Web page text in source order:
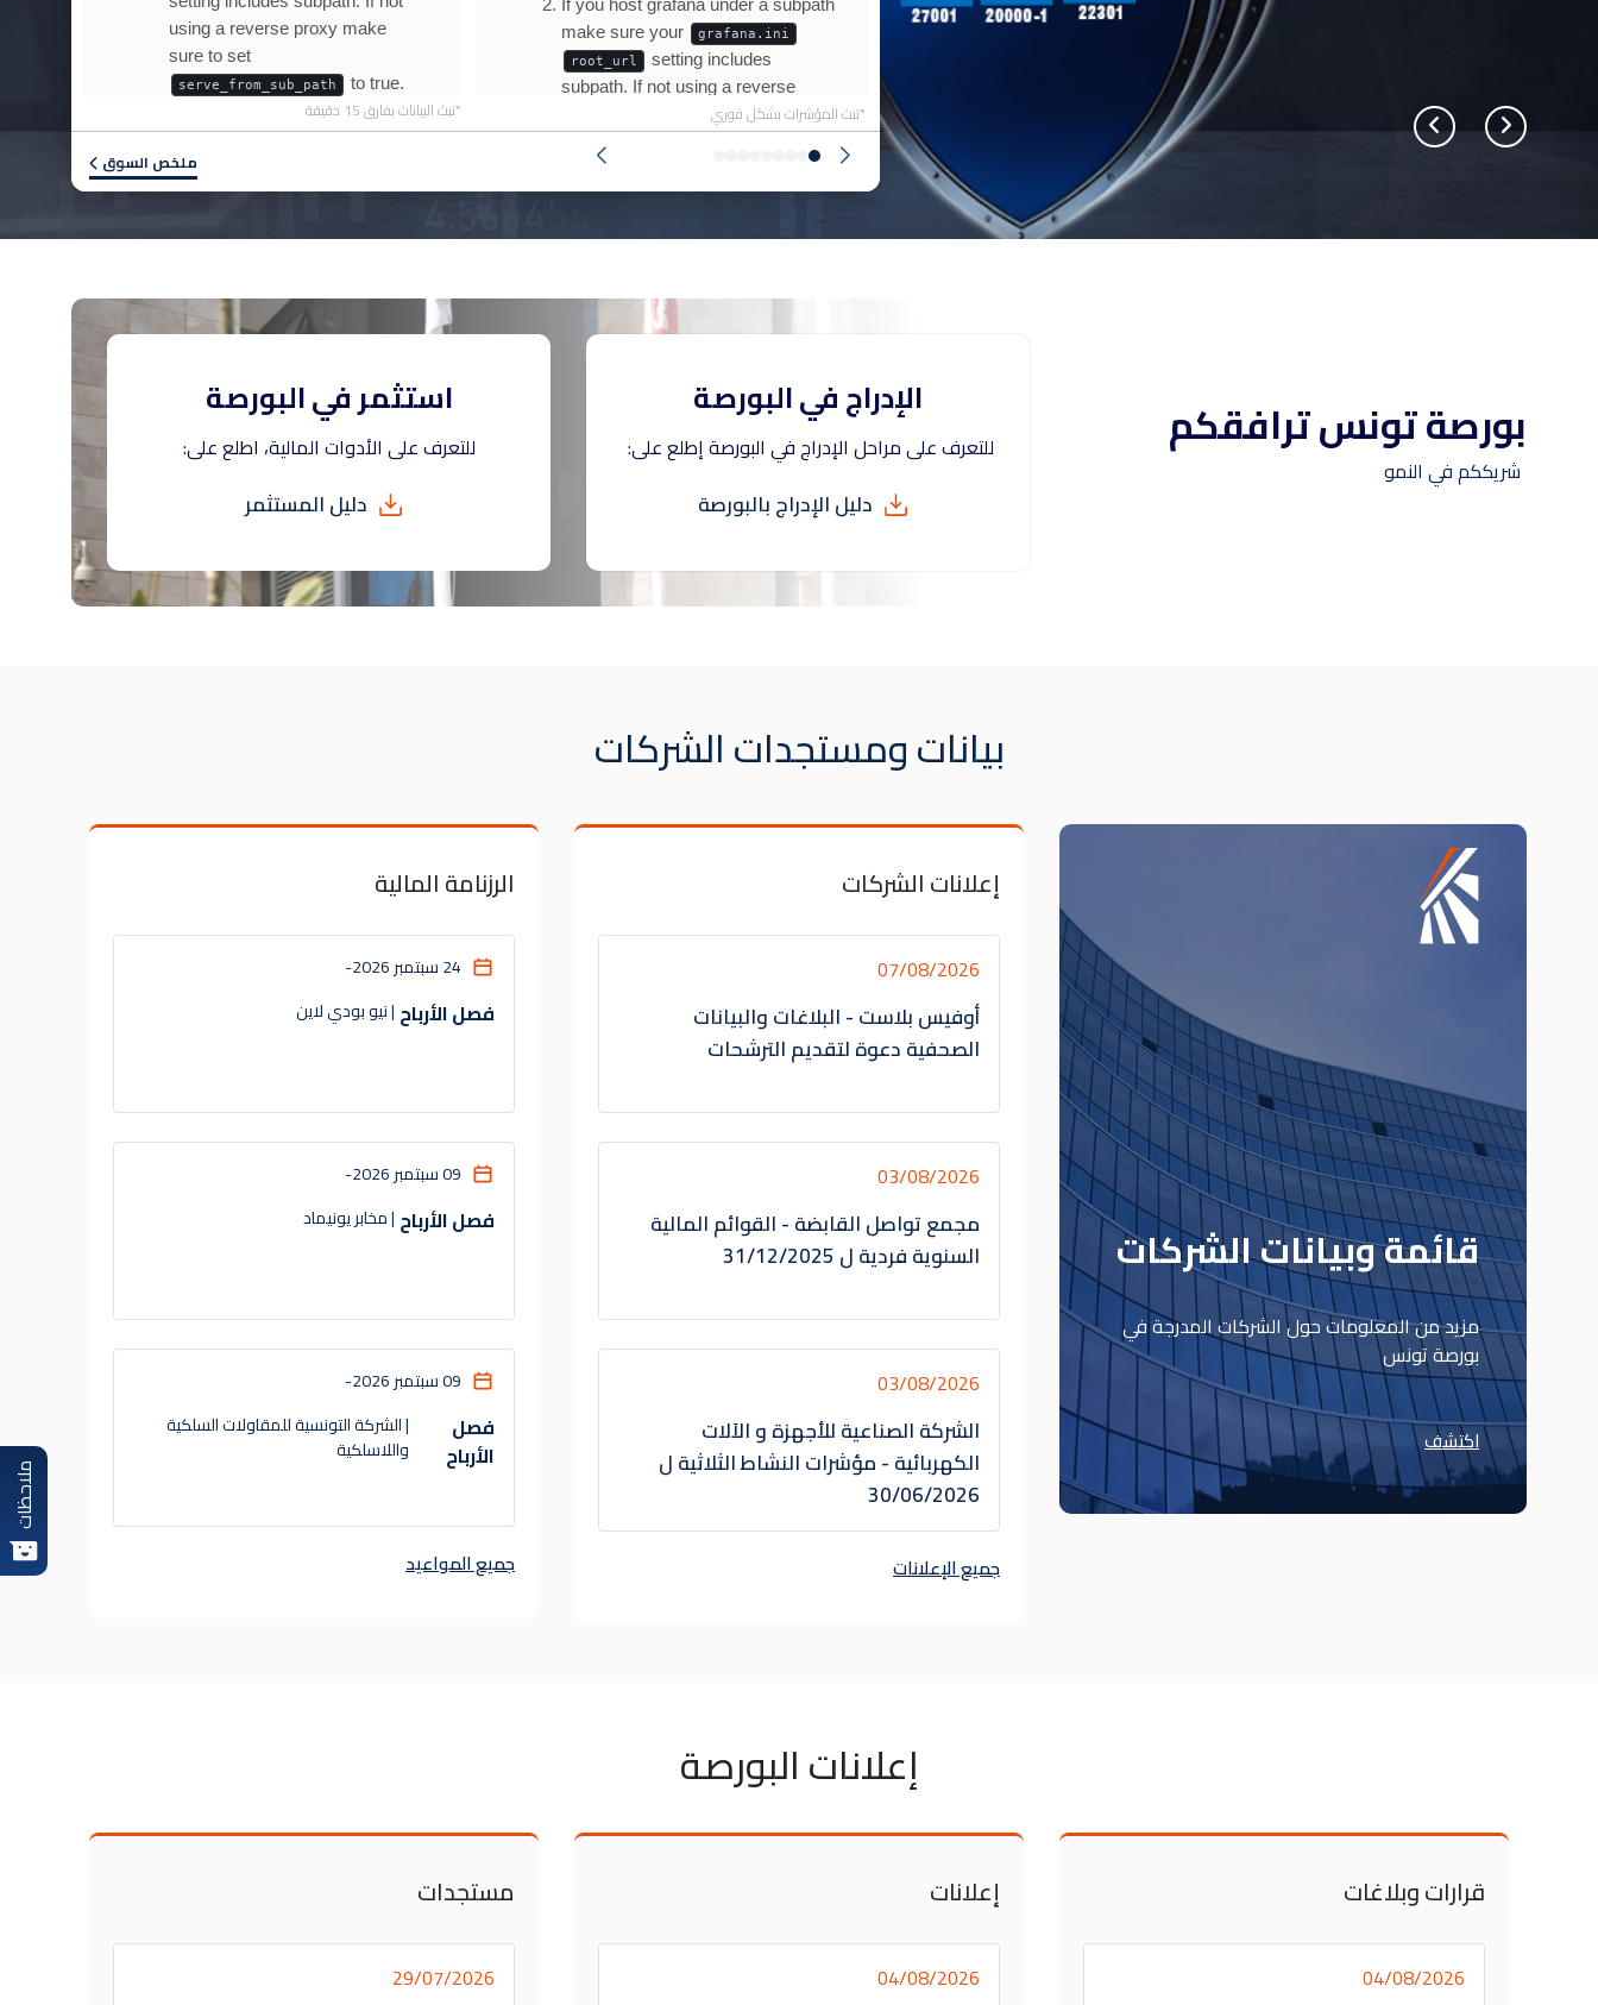
*تبث المؤشرات بشكل فوري *تبث البيانات بفارق 15 دقيقة
ملخص السوق
بورصة تونس ترافقكم
شريككم في النمو
الإدراج في البورصة
للتعرف على مراحل الإدراج في البورصة إطلع على:
دليل الإدراج بالبورصة
استثمر في البورصة
للتعرف على الأدوات المالية، اطلع على:
دليل المستثمر
بيانات ومستجدات الشركات
قائمة وبيانات الشركات
مزيد من المعلومات حول الشركات المدرجة في
بورصة تونس
اكتشف
إعلانات الشركات
07/08/2026
أوفيس بلاست - البلاغات والبيانات
الصحفية دعوة لتقديم الترشحات
03/08/2026
مجمع تواصل القابضة - القوائم المالية
السنوية فردية ل 31/12/2025
03/08/2026
الشركة الصناعية للأجهزة و الآلات
الكهربائية - مؤشرات النشاط الثلاثية ل
30/06/2026
جميع الإعلانات
الرزنامة المالية
24 سبتمبر 2026 -
فصل الأرباح | نيو بودي لاين
09 سبتمبر 2026 -
فصل الأرباح | مخابر يونيماد
09 سبتمبر 2026 -
فصل
الأرباح
| الشركة التونسية للمقاولات السلكية
واللاسلكية
جميع المواعيد
إعلانات البورصة
قرارات وبلاغات
04/08/2026
إعلانات
04/08/2026
مستجدات
29/07/2026
ملاحظات